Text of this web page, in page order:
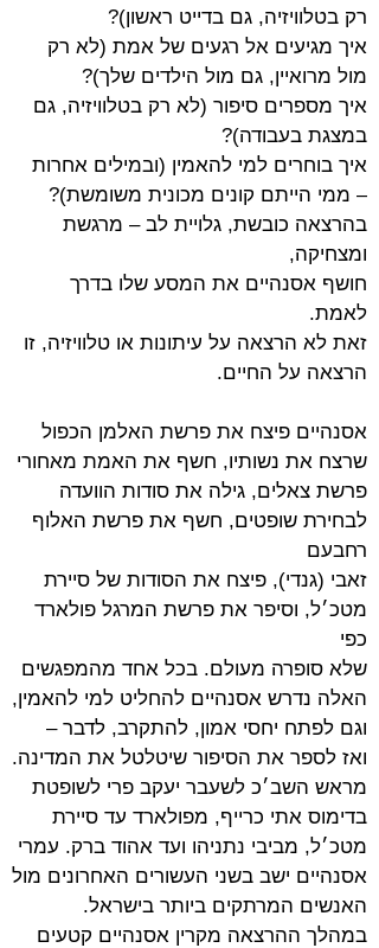
רק בטלוויזיה, גם בדייט ראשון)?
איך מגיעים אל רגעים של אמת (לא רק
מול מרואיין, גם מול הילדים שלך)?
איך מספרים סיפור (לא רק בטלוויזיה, גם
במצגת בעבודה)?
איך בוחרים למי להאמין (ובמילים אחרות
– ממי הייתם קונים מכונית משומשת)?
בהרצאה כובשת, גלויית לב – מרגשת
ומצחיקה,
חושף אסנהיים את המסע שלו בדרך
לאמת.
זאת לא הרצאה על עיתונות או טלוויזיה, זו
הרצאה על החיים.
אסנהיים פיצח את פרשת האלמן הכפול
שרצח את נשותיו, חשף את האמת מאחורי
פרשת צאלים, גילה את סודות הוועדה
לבחירת שופטים, חשף את פרשת האלוף
רחבעם
זאבי (גנדי), פיצח את הסודות של סיירת
מטכ׳ל, וסיפר את פרשת המרגל פולארד
כפי
שלא סופרה מעולם. בכל אחד מהמפגשים
האלה נדרש אסנהיים להחליט למי להאמין,
וגם לפתח יחסי אמון, להתקרב, לדבר –
ואז לספר את הסיפור שיטלטל את המדינה.
מראש השב׳כ לשעבר יעקב פרי לשופטת
בדימוס אתי כרייף, מפולארד עד סיירת
מטכ׳ל, מביבי נתניהו ועד אהוד ברק. עמרי
אסנהיים ישב בשני העשורים האחרונים מול
האנשים המרתקים ביותר בישראל.
במהלך ההרצאה מקרין אסנהיים קטעים